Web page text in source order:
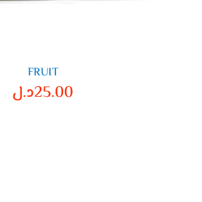
FRUIT
25.00د.ل